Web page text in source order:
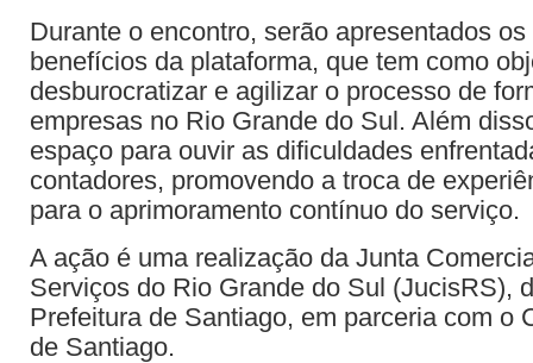
Durante o encontro, serão apresentados
benefícios da plataforma, que tem como
desburocratizar e agilizar o processo de
empresas no Rio Grande do Sul. Além
espaço para ouvir as dificuldades
contadores, promovendo a troca de
para o aprimoramento contínuo do serviço.
A ação é uma realização da Junta
Serviços do Rio Grande do Sul (JucisRS),
Prefeitura de Santiago, em parceria com o
de Santiago.